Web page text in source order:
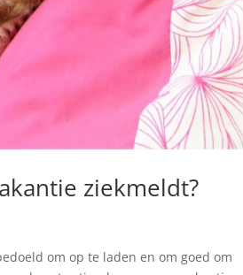
ziekmeldt?
om op te laden en om goed om